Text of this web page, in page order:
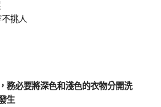
挑人
務必要將深色和淺色的衣物分開洗
生